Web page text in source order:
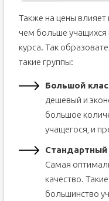
Также на цены влияет
чем больше учащихся
курса. Так
такие группы:
Большой
дешевый и
большое
учащегося, и
Стандартный
Самая
качество.
большинство